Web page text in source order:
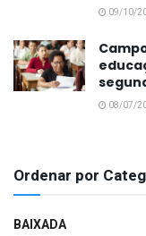
09/10/
08/07/
Ordenar por
BAIXADA